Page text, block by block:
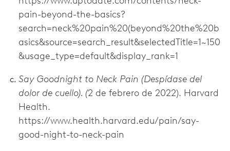
pain-beyond-the-basics?
search=neck%20pain%20(beyond%20the%20b
asics&source=search_result&selectedTitle=1~150
&usage_type=default&display_rank=1
Say Goodnight to Neck Pain (Despídase del
dolor de cuello). (2 de febrero de 2022). Harvard
Health.
https://www.health.harvard.edu/pain/say-
good-night-to-neck-pain